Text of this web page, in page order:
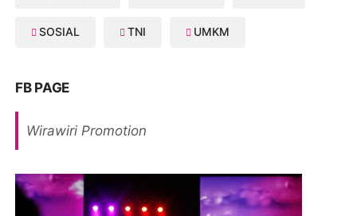
SOSIAL TNI UMKM
FB PAGE
Wirawiri Promotion